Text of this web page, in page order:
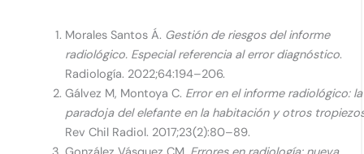
Morales Santos Á. Gestión de riesgos del informe
radiológico. Especial referencia al error diagnóstico.
Radiología. 2022;64:194–206.
Gálvez M, Montoya C. Error en el informe radiológico: la
paradoja del elefante en la habitación y otros
Rev Chil Radiol. 2017;23(2):80–89.